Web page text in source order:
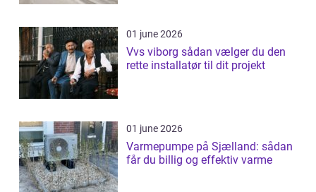
01 june 2026
Vvs viborg sådan vælger du den
rette installatør til dit projekt
01 june 2026
Varmepumpe på Sjælland: sådan
får du billig og effektiv varme